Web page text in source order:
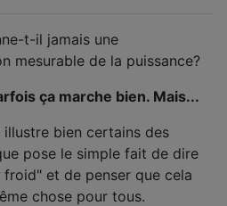
t-il jamais une
mesurable de la puissance?
ça marche bien. Mais...
illustre bien certains des
pose le simple fait de dire
et de penser que cela
chose pour tous.